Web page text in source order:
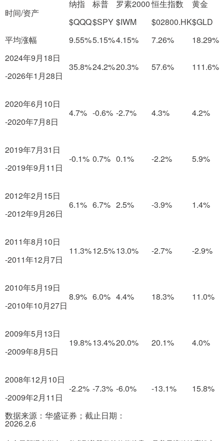
时间/资产
纳指
$QQQ
标普
$SPY
罗素2000
$IWM
恒生指数
$02800.HK
黄金
$GLD
平均涨幅
9.55%5.15%4.15% 7.26%
18.29%
2024年9月18日
-2026年1月28日
35.8%24.2%20.3% 57.6% 111.6%
2020年6月10日
-2020年7月8日
4.7% -0.6% -2.7% 4.3% 4.2%
2019年7月31日
-2019年9月11日
-0.1% 0.7% 0.1% -2.2% 5.9%
2012年2月15日
-2012年9月26日
6.1% 6.7% 2.5% -3.9% 1.4%
2011年8月10日
-2011年12月7日
11.3%12.5%13.0% -2.7% -2.9%
2010年5月19日
-2010年10月27日
8.9% 6.0% 4.4% 18.3% 11.0%
2009年5月13日
-2009年8月5日
19.8%13.4%20.0% 20.1% 4.0%
2008年12月10日
-2009年2月11日
-2.2% -7.3% -6.0% -13.1% 15.8%
数据来源：华盛证券；截止日期：
2026.2.6